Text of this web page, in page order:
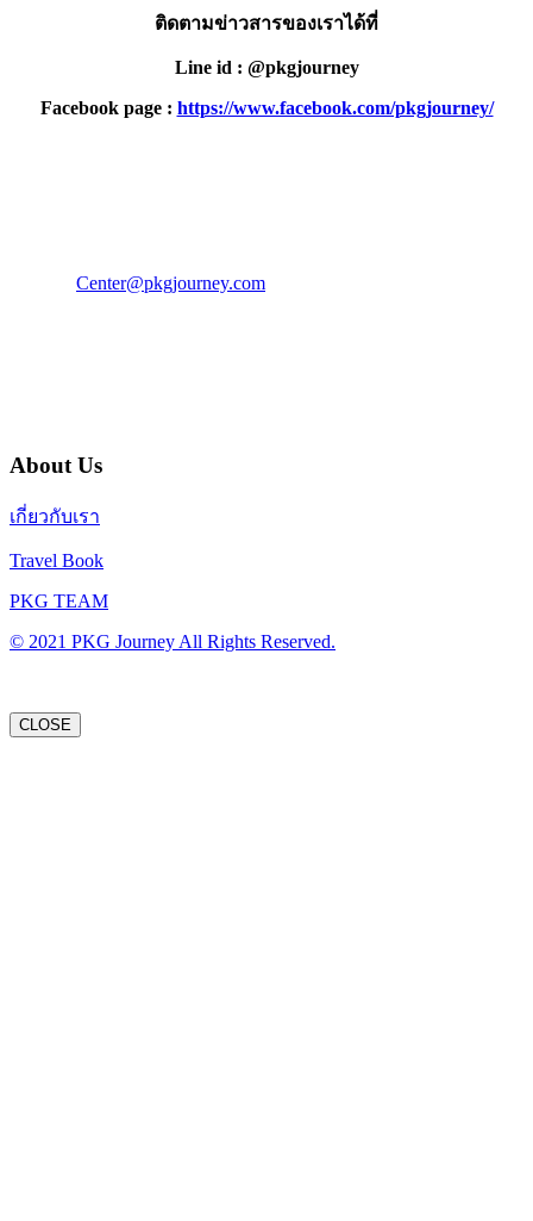
ติดตามข่าวสารของเราได้ที่
Line id : @pkgjourney
Facebook page : https://www.facebook.com/pkgjourney/
Center@pkgjourney.com
About Us
เกี่ยวกับเรา
Travel Book
PKG TEAM
© 2021 PKG Journey All Rights Reserved.
CLOSE